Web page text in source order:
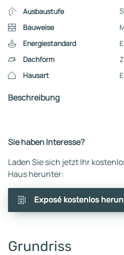
Ausbaustufe
Bauweise
Energiestandard
Dachform
Hausart
Beschreibung
Sie haben Interesse?
Laden Sie sich jetzt Ihr
Haus herunter:
Exposé kostenlos
Grundriss